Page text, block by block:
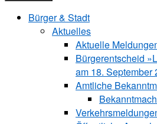
Bürger & Stadt
Aktuelles
Aktuelle
Bürgerentscheid
am 18. September
Amtliche